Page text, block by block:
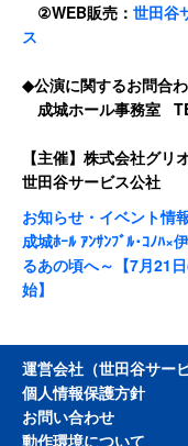
②WEB販売： 世田谷
ス
◆公演に関するお問合
成城ホール事務室
【主催】株式会社グ
世田谷サービス公社
お知らせ・イベント情
成城ﾎｰﾙ ｱﾝｻﾝﾌﾞﾙ･ｺﾉﾊ×
るあの頃へ～【7月21
始】
運営会社（世田谷サー
個人情報保護方針
お問い合わせ
動作環境について